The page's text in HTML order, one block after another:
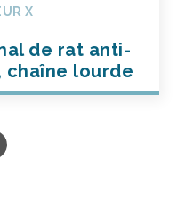
X
de rat anti-
chaîne lourde